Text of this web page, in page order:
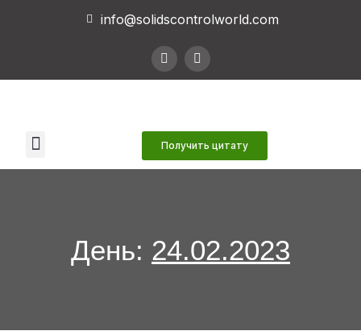
info@solidscontrolworld.com
Получить цитату
День: 24.02.2023